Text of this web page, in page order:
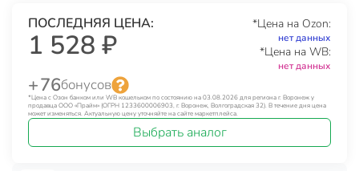
ПОСЛЕДНЯЯ ЦЕНА:
1 528 ₽
*Цена на Ozon:
нет данных
*Цена на WB:
нет данных
+ 76бонусов
*Цена с Озон банком или WB кошельком по состоянию на 03.08.2026 для региона г. Воронеж у
продавца ООО «Прайм» (ОГРН 1233600006903, г. Воронеж, Волгоградская 32). В течение дня цена
может изменяться. Актуальную цену уточняйте на сайте маркетплейса.
Выбрать аналог